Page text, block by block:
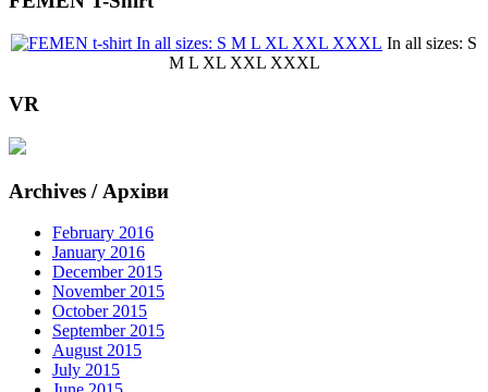
In all sizes: S
M L XL XXL XXXL
VR
Archives / Архіви
February 2016
January 2016
December 2015
November 2015
October 2015
September 2015
August 2015
July 2015